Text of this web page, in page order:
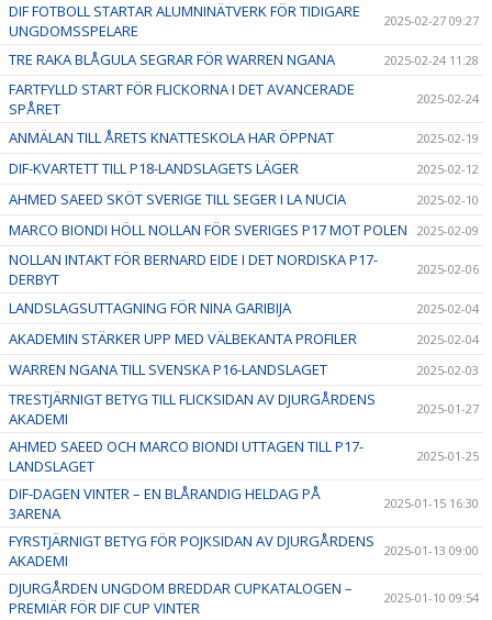
DIF FOTBOLL STARTAR ALUMNINÄTVERK FÖR TIDIGARE
UNGDOMSSPELARE
2025-02-27 09:27
TRE RAKA BLÅGULA SEGRAR FÖR WARREN NGANA 2025-02-24 11:28
FARTFYLLD START FÖR FLICKORNA I DET AVANCERADE
SPÅRET
2025-02-24
ANMÄLAN TILL ÅRETS KNATTESKOLA HAR ÖPPNAT 2025-02-19
DIF-KVARTETT TILL P18-LANDSLAGETS LÄGER 2025-02-12
AHMED SAEED SKÖT SVERIGE TILL SEGER I LA NUCIA 2025-02-10
MARCO BIONDI HÖLL NOLLAN FÖR SVERIGES P17 MOT POLEN 2025-02-09
NOLLAN INTAKT FÖR BERNARD EIDE I DET NORDISKA P17-
DERBYT
2025-02-06
LANDSLAGSUTTAGNING FÖR NINA GARIBIJA 2025-02-04
AKADEMIN STÄRKER UPP MED VÄLBEKANTA PROFILER 2025-02-04
WARREN NGANA TILL SVENSKA P16-LANDSLAGET 2025-02-03
TRESTJÄRNIGT BETYG TILL FLICKSIDAN AV DJURGÅRDENS
AKADEMI
2025-01-27
AHMED SAEED OCH MARCO BIONDI UTTAGEN TILL P17-
LANDSLAGET
2025-01-25
DIF-DAGEN VINTER – EN BLÅRANDIG HELDAG PÅ
3ARENA
2025-01-15 16:30
FYRSTJÄRNIGT BETYG FÖR POJKSIDAN AV DJURGÅRDENS
AKADEMI
2025-01-13 09:00
DJURGÅRDEN UNGDOM BREDDAR CUPKATALOGEN –
PREMIÄR FÖR DIF CUP VINTER
2025-01-10 09:54